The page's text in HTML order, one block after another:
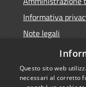
Informativa
Note legali
Dichiarazione di
Questo sito web
necessari al corretto